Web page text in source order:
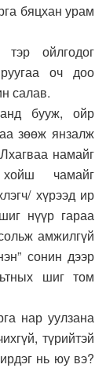
бяцхан урам
ойлгодог
оч доо
салав.
бууж, ойр
зөөж янзалж
намайг
чамайг
хүрээд ир
нүүр гараа
амжилгүй
сонин дээр
шиг том
нар уулзана
түрийтэй
нь юу вэ?